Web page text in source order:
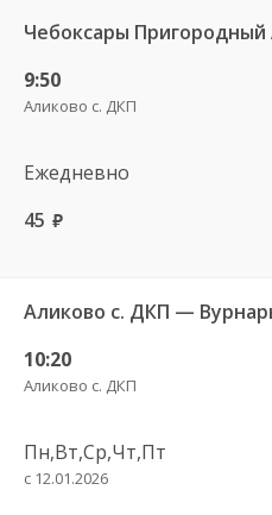
9:50
Аликово с. ДКП
Ежедневно
45 руб.
Аликово с. ДКП —
10:20
Аликово с. ДКП
Пн,Вт,Ср,Чт,Пт
с 12.01.2026